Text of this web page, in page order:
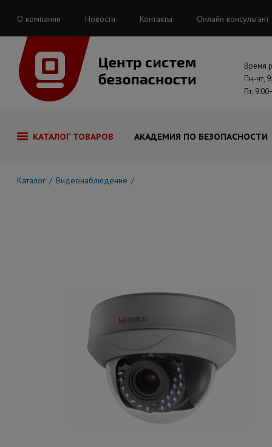
О компании Новости Контакты Онлайн консультант
Время
Пн-чт,
Пт,
КАТАЛОГ ТОВАРОВ АКАДЕМИЯ ПО БЕЗОПАСНОСТИ
Каталог Видеонаблюдение